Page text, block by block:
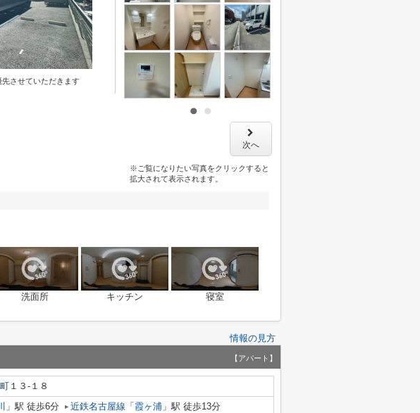
させていただきます
次へ
※ご覧になりたい写真をクリックすると
拡大されて表示されます。
洗面所 キッチン 寝室
情報の見方
【アパート】
１３-１８
」駅 徒歩6分 近鉄名古屋線 「 霞ヶ浦 」駅 徒歩13分